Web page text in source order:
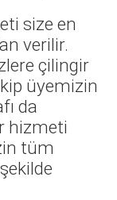
size en
verilir.
çilingir
üyemizin
da
hizmeti
tüm